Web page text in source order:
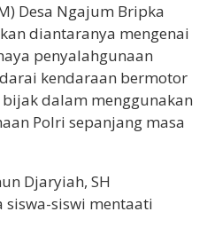
Desa Ngajum Bripka
diantaranya mengenai
penyalahgunaan
kendaraan bermotor
dalam menggunakan
Polri sepanjang masa
Djaryiah, SH
siswa-siswi mentaati